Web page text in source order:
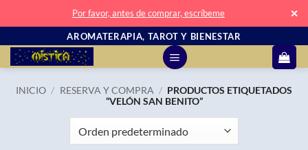
Por favor, antes de comprar, escríbeme ✕
contenido
AROMATERAPIA, TAROT Y BIENESTAR
INICIO / RESERVA Y COMPRA / PRODUCTOS ETIQUETADOS
“VELÓN SAN BENITO”